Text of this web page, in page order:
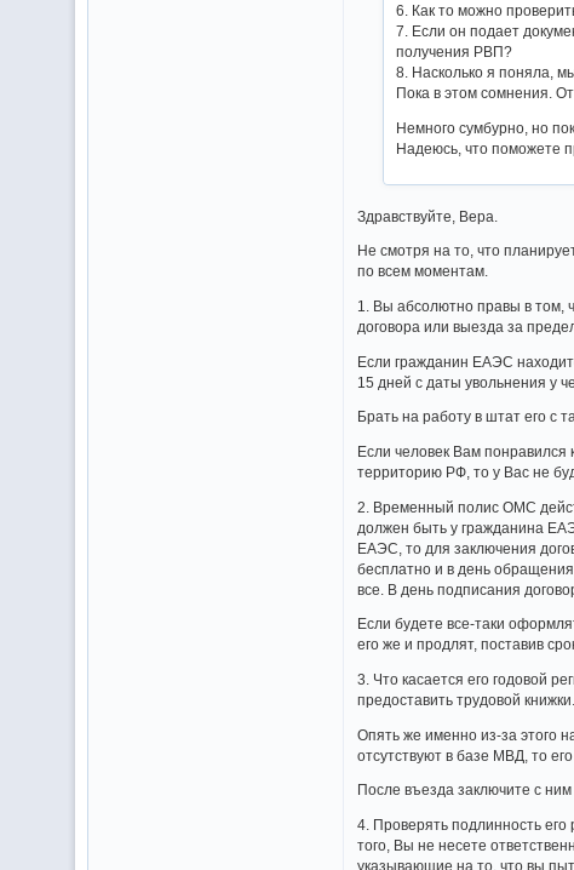
6. Как то можно
7. Если он подает
получения РВП?
8. Насколько я поняла,
Пока в этом сомнения.
Немного сумбурно, но
Надеюсь, что поможете
Здравствуйте, Вера.
Не смотря на то, что
по всем моментам.
1. Вы абсолютно правы в том,
договора или выезда за
Если гражданин ЕАЭС
15 дней с даты увольнения у
Брать на работу в штат его с
Если человек Вам понравился
территорию РФ, то у Вас не
2. Временный полис ОМС
должен быть у гражданина
ЕАЭС, то для заключения
бесплатно и в день
все. В день подписания
Если будете все-таки
его же и продлят, поставив
3. Что касается его годовой
предоставить трудовой книжки.
Опять же именно из-за этого
отсутствуют в базе МВД, то
После въезда заключите с
4. Проверять подлинность
того, Вы не несете
указывающие на то, что вы